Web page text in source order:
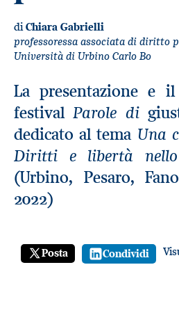
diChiara Gabrielli
professoressa associata di diritto
Università di Urbino Carlo Bo
La presentazione e
festivalParole di
dedicato al tema Una
Diritti e libertà
(Urbino, Pesaro,
2022)
Posta Condividi